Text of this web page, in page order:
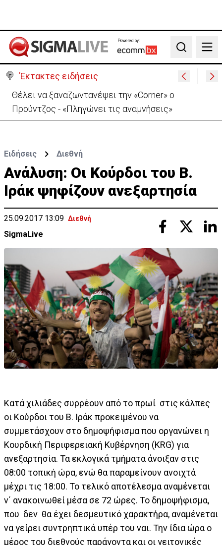
Powered by:
Search
Έκτακτες ειδήσεις
Ιράν: Απορρίπτει τη συμφωνία Σ. Αραβίας, Τουρκίας,
Πακιστάν-«Μόνο στα χαρτιά»
Ειδήσεις Διεθνή
Ανάλυση: Οι Κούρδοι του Β.
Ιράκ ψηφίζουν ανεξαρτησία
25.09.2017 13:09 Διεθνή
SigmaLive
Κατά χιλιάδες συρρέουν από το πρωί στις κάλπες
οι Κούρδοι του Β. Ιράκ προκειμένου να
συμμετάσχουν στο δημοψήφισμα που οργανώνει η
Κουρδική Περιφερειακή Κυβέρνηση (KRG) για
ανεξαρτησία. Τα εκλογικά τμήματα άνοιξαν στις
08:00 τοπική ώρα, ενώ θα παραμείνουν ανοιχτά
μέχρι τις 18:00. Το τελικό αποτέλεσμα αναμένεται
ν΄ ανακοινωθεί μέσα σε 72 ώρες. Το δημοψήφισμα,
που δεν θα έχει δεσμευτικό χαρακτήρα, αναμένεται
να γείρει συντρηπτικά υπέρ του ναι. Την ίδια ώρα ο
μέρος του διεθνούς παράγοντα και οι γειτονικές